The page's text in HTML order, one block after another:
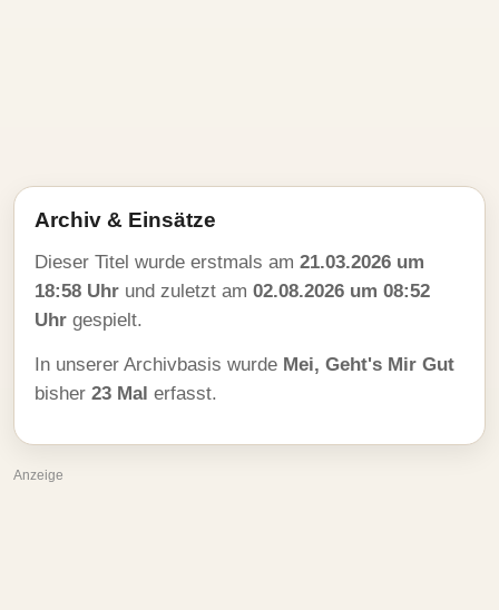
Archiv & Einsätze
Dieser Titel wurde erstmals am 21.03.2026 um
18:58 Uhr und zuletzt am 02.08.2026 um 08:52
Uhr gespielt.
In unserer Archivbasis wurde Mei, Geht's Mir Gut
bisher 23 Mal erfasst.
Anzeige